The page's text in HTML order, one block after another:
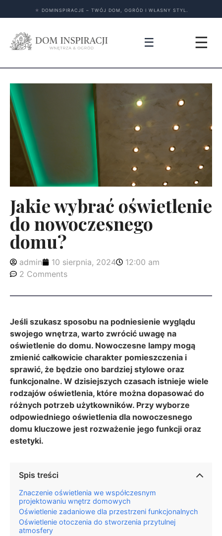
★ DOMINSPIRACJE – TWÓJ DOM, OGRÓD I WŁASNY STYL.
☰ ☰
Jakie wybrać oświetlenie
do nowoczesnego
domu?
admin 10 sierpnia, 2024
12:00 am
2 Comments
Jeśli szukasz sposobu na podniesienie wyglądu
swojego wnętrza, warto zwrócić uwagę na
oświetlenie do domu. Nowoczesne lampy mogą
zmienić całkowicie charakter pomieszczenia i
sprawić, że będzie ono bardziej stylowe oraz
funkcjonalne. W dzisiejszych czasach istnieje wiele
rodzajów oświetlenia, które można dopasować do
różnych potrzeb użytkowników. Przy wyborze
odpowiedniego oświetlenia dla nowoczesnego
domu kluczowe jest rozważenie jego funkcji oraz
estetyki.
Spis treści
Znaczenie oświetlenia we współczesnym
projektowaniu wnętrz domowych
Oświetlenie zadaniowe dla przestrzeni funkcjonalnych
Oświetlenie otoczenia do stworzenia przytulnej
atmosfery